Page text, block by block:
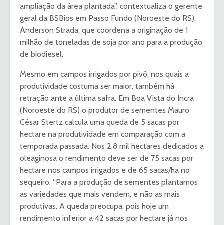
ampliação da área plantada”, contextualiza o gerente
geral da BSBios em Passo Fundo (Noroeste do RS),
Anderson Strada, que coordena a originação de 1
milhão de toneladas de soja por ano para a produção
de biodiesel.
Mesmo em campos irrigados por pivô, nos quais a
produtividade costuma ser maior, também há
retração ante a última safra. Em Boa Vista do Incra
(Noroeste do RS) o produtor de sementes Mauro
César Stertz calcula uma queda de 5 sacas por
hectare na produtividade em comparação com a
temporada passada. Nos 2,8 mil hectares dedicados a
oleaginosa o rendimento deve ser de 75 sacas por
hectare nos campos irrigados e de 65 sacas/ha no
sequeiro. “Para a produção de sementes plantamos
as variedades que mais vendem, e não as mais
produtivas. A queda preocupa, pois hoje um
rendimento inferior a 42 sacas por hectare já nos